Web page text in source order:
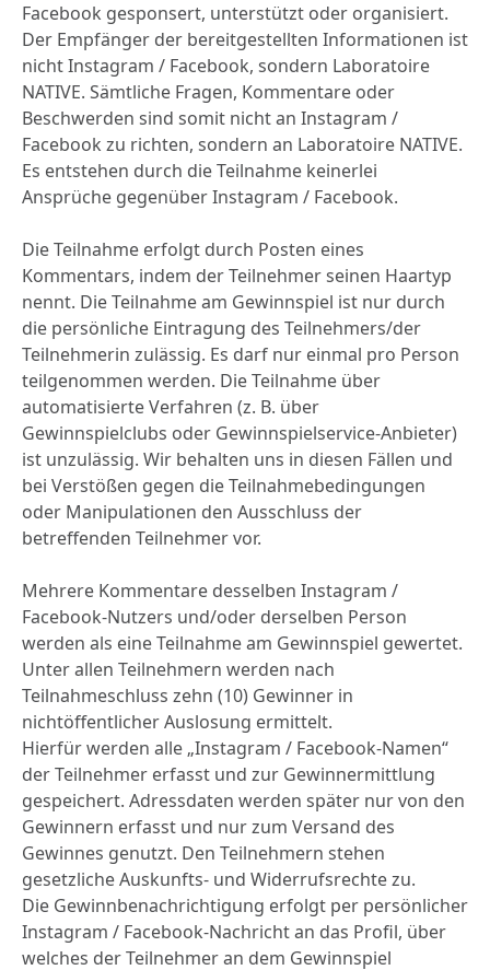
Facebook gesponsert, unterstützt oder organisiert.
Der Empfänger der bereitgestellten Informationen ist
nicht Instagram / Facebook, sondern Laboratoire
NATIVE. Sämtliche Fragen, Kommentare oder
Beschwerden sind somit nicht an Instagram /
Facebook zu richten, sondern an Laboratoire NATIVE.
Es entstehen durch die Teilnahme keinerlei
Ansprüche gegenüber Instagram / Facebook.
Die Teilnahme erfolgt durch Posten eines
Kommentars, indem der Teilnehmer seinen Haartyp
nennt. Die Teilnahme am Gewinnspiel ist nur durch
die persönliche Eintragung des Teilnehmers/der
Teilnehmerin zulässig. Es darf nur einmal pro Person
teilgenommen werden. Die Teilnahme über
automatisierte Verfahren (z. B. über
Gewinnspielclubs oder Gewinnspielservice-Anbieter)
ist unzulässig. Wir behalten uns in diesen Fällen und
bei Verstößen gegen die Teilnahmebedingungen
oder Manipulationen den Ausschluss der
betreffenden Teilnehmer vor.
Mehrere Kommentare desselben Instagram /
Facebook-Nutzers und/oder derselben Person
werden als eine Teilnahme am Gewinnspiel gewertet.
Unter allen Teilnehmern werden nach
Teilnahmeschluss zehn (10) Gewinner in
nichtöffentlicher Auslosung ermittelt.
Hierfür werden alle „Instagram / Facebook-Namen“
der Teilnehmer erfasst und zur Gewinnermittlung
gespeichert. Adressdaten werden später nur von den
Gewinnern erfasst und nur zum Versand des
Gewinnes genutzt. Den Teilnehmern stehen
gesetzliche Auskunfts- und Widerrufsrechte zu.
Die Gewinnbenachrichtigung erfolgt per persönlicher
Instagram / Facebook-Nachricht an das Profil, über
welches der Teilnehmer an dem Gewinnspiel